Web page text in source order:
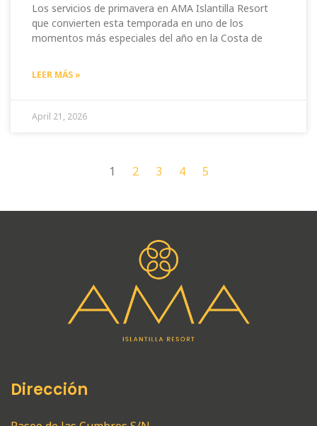
Los servicios de primavera en AMA Islantilla Resort
que convierten esta temporada en uno de los
momentos más especiales del año en la Costa de
LEER MÁS »
April 21, 2026
1 2 3 4 5
Dirección